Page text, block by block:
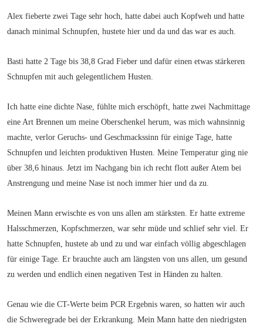
Alex fieberte zwei Tage sehr hoch, hatte dabei auch Kopfweh und hatte
danach minimal Schnupfen, hustete hier und da und das war es auch.
Basti hatte 2 Tage bis 38,8 Grad Fieber und dafür einen etwas stärkeren
Schnupfen mit auch gelegentlichem Husten.
Ich hatte eine dichte Nase, fühlte mich erschöpft, hatte zwei Nachmittage
eine Art Brennen um meine Oberschenkel herum, was mich wahnsinnig
machte, verlor Geruchs- und Geschmackssinn für einige Tage, hatte
Schnupfen und leichten produktiven Husten. Meine Temperatur ging nie
über 38,6 hinaus. Jetzt im Nachgang bin ich recht flott außer Atem bei
Anstrengung und meine Nase ist noch immer hier und da zu.
Meinen Mann erwischte es von uns allen am stärksten. Er hatte extreme
Halsschmerzen, Kopfschmerzen, war sehr müde und schlief sehr viel. Er
hatte Schnupfen, hustete ab und zu und war einfach völlig abgeschlagen
für einige Tage. Er brauchte auch am längsten von uns allen, um gesund
zu werden und endlich einen negativen Test in Händen zu halten.
Genau wie die CT-Werte beim PCR Ergebnis waren, so hatten wir auch
die Schweregrade bei der Erkrankung. Mein Mann hatte den niedrigsten